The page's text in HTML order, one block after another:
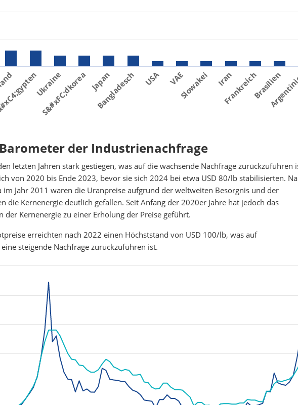
Ukraine
S&#xFC;dkorea Japan
Bangladesch USA VAESlowakei Iran
FrankreichBrasilien
der Industrienachfrage
letzten Jahren stark gestiegen, was auf die wachsende Nachfrage zurückzuführen
von 2020 bis Ende 2023, bevor sie sich 2024 bei etwa USD 80/lb stabilisierten.
im Jahr 2011 waren die Uranpreise aufgrund der weltweiten Besorgnis und der
die Kernenergie deutlich gefallen. Seit Anfang der 2020er Jahre hat jedoch das
der Kernenergie zu einer Erholung der Preise geführt.
erreichten nach 2022 einen Höchststand von USD 100/lb, was auf
steigende Nachfrage zurückzuführen ist.